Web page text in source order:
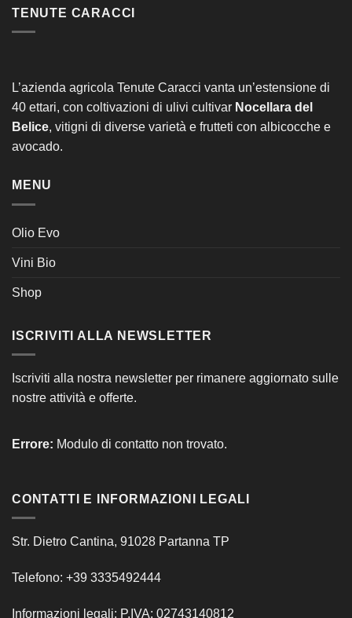
TENUTE CARACCI
L’azienda agricola Tenute Caracci vanta un’estensione di
40 ettari, con coltivazioni di ulivi cultivar Nocellara del
Belice, vitigni di diverse varietà e frutteti con albicocche e
avocado.
MENU
Olio Evo
Vini Bio
Shop
ISCRIVITI ALLA NEWSLETTER
Iscriviti alla nostra newsletter per rimanere aggiornato sulle
nostre attività e offerte.
Errore: Modulo di contatto non trovato.
CONTATTI E INFORMAZIONI LEGALI
Str. Dietro Cantina, 91028 Partanna TP
Telefono: +39 3335492444
Informazioni legali: P.IVA: 02743140812